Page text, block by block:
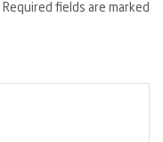
Required fields are marked